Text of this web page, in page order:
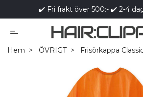
✔️ Fri frakt över 500:- ✔️ 2-4
Hem ÖVRIGT Frisörkappa